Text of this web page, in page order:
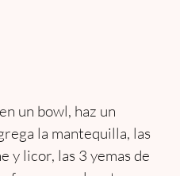
un bowl, haz un
la mantequilla, las
y licor, las 3 yemas de